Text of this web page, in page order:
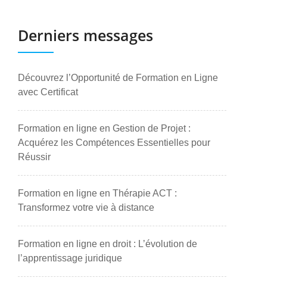
Derniers messages
Découvrez l’Opportunité de Formation en Ligne
avec Certificat
Formation en ligne en Gestion de Projet :
Acquérez les Compétences Essentielles pour
Réussir
Formation en ligne en Thérapie ACT :
Transformez votre vie à distance
Formation en ligne en droit : L’évolution de
l’apprentissage juridique